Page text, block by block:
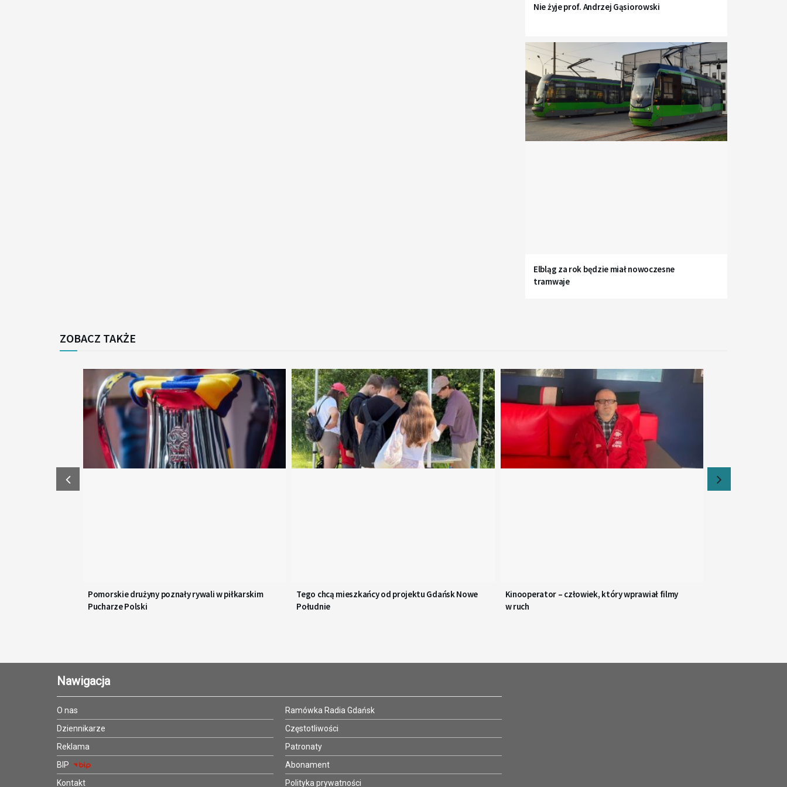
Nie żyje prof. Andrzej Gąsiorowski
Elbląg za rok będzie miał nowoczesne
tramwaje
ZOBACZ TAKŻE
Pomorskie drużyny poznały rywali w piłkarskim
Pucharze Polski
Tego chcą mieszkańcy od projektu Gdańsk Nowe
Południe
Kinooperator – człowiek, który wprawiał filmy
w ruch
Nawigacja
O nas
Dziennikarze
Reklama
BIP
Kontakt
Ramówka Radia Gdańsk
Częstotliwości
Patronaty
Abonament
Polityka prywatności